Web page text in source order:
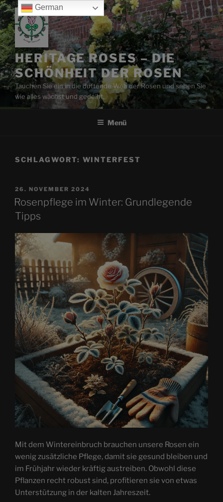
Zum
Inhalt
springen
HERITAGE ROSES – DIE
SCHÖNHEIT DER ROSEN
Tauchen Sie ein in die duftende Welt der Rosen und sehen Sie
wie alles wächst und gedeiht.
Menü
SCHLAGWORT: WINTERFEST
VERÖFFENTLICHT
AM
26. NOVEMBER 2024
Rosenpflege im Winter: Grundlegende
Tipps
Mit dem Wintereinbruch brauchen unsere Rosen ein
wenig zusätzliche Pflege, damit sie gesund bleiben und
im Frühjahr wieder kräftig austreiben. Obwohl diese
Pflanzen recht robust sind, profitieren sie von etwas
Unterstützung in der kalten Jahreszeit.
German